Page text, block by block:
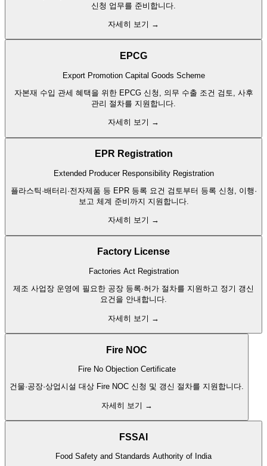
신청 업무를 준비합니다.
자세히 보기 →
EPCG
Export Promotion Capital Goods Scheme
자본재 수입 관세 혜택을 위한 EPCG 신청, 의무 수출 조건 검토, 사후
관리 절차를 지원합니다.
자세히 보기 →
EPR Registration
Extended Producer Responsibility Registration
플라스틱·배터리·전자제품 등 EPR 등록 요건 검토부터 등록 신청, 이행·
보고 체계 준비까지 지원합니다.
자세히 보기 →
Factory License
Factories Act Registration
제조 사업장 운영에 필요한 공장 등록·허가 절차를 지원하고 정기 갱신
요건을 안내합니다.
자세히 보기 →
Fire NOC
Fire No Objection Certificate
건물·공장·상업시설 대상 Fire NOC 신청 및 갱신 절차를 지원합니다.
자세히 보기 →
FSSAI
Food Safety and Standards Authority of India